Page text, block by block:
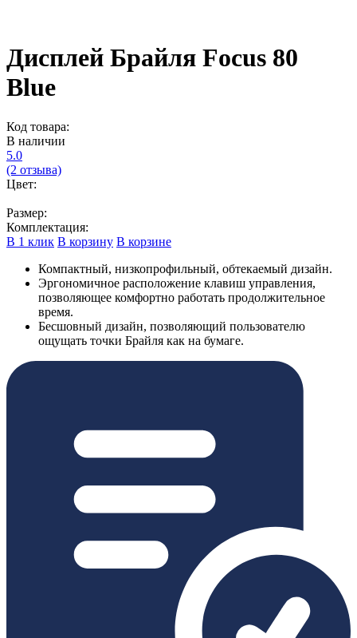
Дисплей Брайля Focus 80
Blue
Код товара:
В наличии
5.0
(2 отзыва)
Цвет:
Размер:
Комплектация:
В 1 клик В корзину В корзине
Компактный, низкопрофильный, обтекаемый дизайн.
Эргономичное расположение клавиш управления,
позволяющее комфортно работать продолжительное
время.
Бесшовный дизайн, позволяющий пользователю
ощущать точки Брайля как на бумаге.